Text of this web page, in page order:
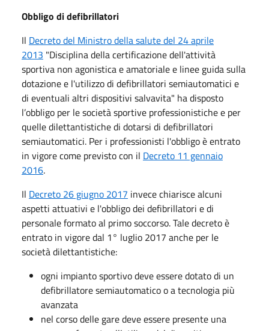
Obbligo di defibrillatori
Il Decreto del Ministro della salute del 24 aprile
2013 "Disciplina della certificazione dell'attività
sportiva non agonistica e amatoriale e linee guida sulla
dotazione e l'utilizzo di defibrillatori semiautomatici e
di eventuali altri dispositivi salvavita" ha disposto
l’obbligo per le società sportive professionistiche e per
quelle dilettantistiche di dotarsi di defibrillatori
semiautomatici. Per i professionisti l'obbligo è entrato
in vigore come previsto con il Decreto 11 gennaio
2016.
Il Decreto 26 giugno 2017 invece chiarisce alcuni
aspetti attuativi e l'obbligo dei defibrillatori e di
personale formato al primo soccorso. Tale decreto è
entrato in vigore dal 1° luglio 2017 anche per le
società dilettantistiche:
ogni impianto sportivo deve essere dotato di un
defibrillatore semiautomatico o a tecnologia più
avanzata
nel corso delle gare deve essere presente una